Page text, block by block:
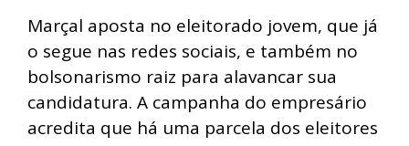
Marçal aposta no eleitorado jovem, que já
o segue nas redes sociais, e também no
bolsonarismo raiz para alavancar sua
candidatura. A campanha do empresário
acredita que há uma parcela dos eleitores